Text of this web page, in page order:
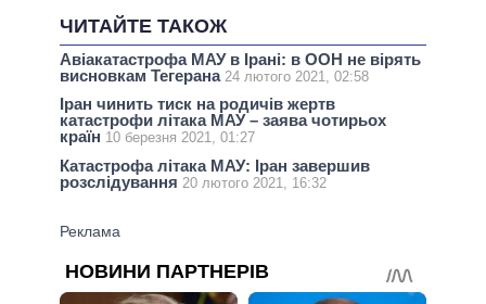
ЧИТАЙТЕ ТАКОЖ
Авіакатастрофа МАУ в Ірані: в ООН не вірять
висновкам Тегерана 24 лютого 2021, 02:58
Іран чинить тиск на родичів жертв
катастрофи літака МАУ – заява чотирьох
країн 10 березня 2021, 01:27
Катастрофа літака МАУ: Іран завершив
розслідування 20 лютого 2021, 16:32